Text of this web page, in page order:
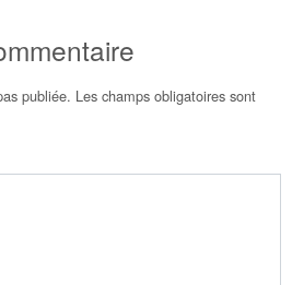
publiée. Les champs obligatoires sont